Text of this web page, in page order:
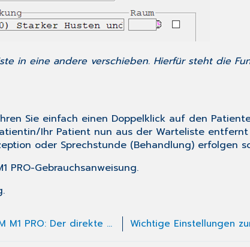
in eine andere verschieben. Hierfür steht die
Sie einfach einen Doppelklick auf den
Ihr Patient nun aus der Warteliste
oder Sprechstunde (Behandlung) erfolgen
PRO-Gebrauchsanweisung.
Schnellfunktionen in CGM M1 PRO: Der direkte Weg zu den Funktionen der zweiten Sprungleiste